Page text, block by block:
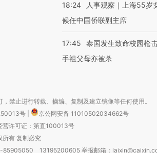
18:24
人事观察｜上海55岁
候任中国侨联副主席
17:45
泰国发生致命校园枪
手祖父母亦被杀
禁止进行转载、摘编、复制及建立镜像等任何使用。
号
京公网安备 11010502034662号
营许可证：第直100013号
有 复制必究
85905050 13195200605 举报邮箱：